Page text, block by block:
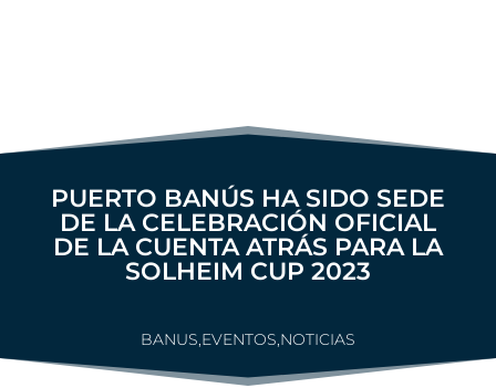
PUERTO BANÚS HA SIDO SEDE
DE LA CELEBRACIÓN OFICIAL
DE LA CUENTA ATRÁS PARA LA
SOLHEIM CUP 2023
BANUS EVENTOS NOTICIAS